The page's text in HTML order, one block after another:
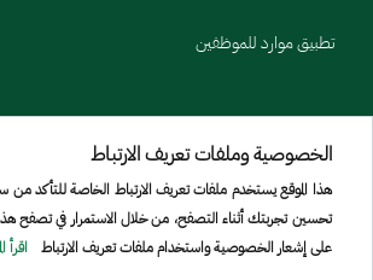
تطبيق موارد للموظفين
Menu Copyright
الشروط والأحكام سياسة الخصوصيةالموقع الجغرافيخريطة
الخصوصية وملفات تعريف الارتباط
هذا الموقع يستخدم ملفات تعريف الارتباط الخاصة للتأكد
تحسين تجربتك أثناء التصفح، من خلال الاستمرار في تصفح
على إشعار الخصوصية واستخدام ملفات تعريف الارتباط
اقرأ